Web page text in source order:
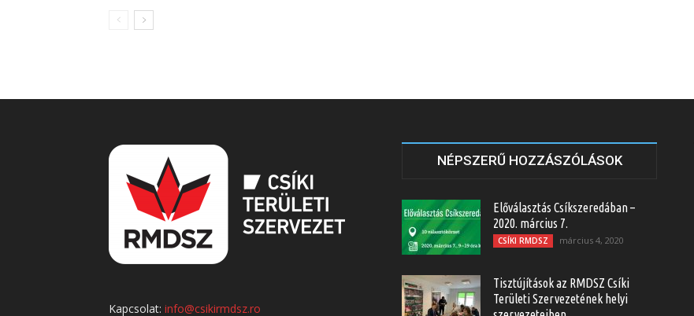
Kapcsolat: info@csikirmdsz.ro
NÉPSZERŰ HOZZÁSZÓLÁSOK
Előválasztás Csíkszeredában –
2020. március 7.
CSÍKI RMDSZ március 4, 2020
Tisztújítások az RMDSZ Csíki
Területi Szervezetének helyi